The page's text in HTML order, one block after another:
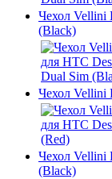
Чехол Vellini
(Black)
Чехол Vellini
Чехол Vellini
(Black)